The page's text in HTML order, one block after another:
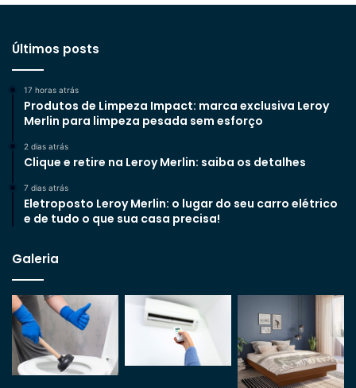
Últimos posts
17 horas atrás
Produtos de Limpeza Impact: marca exclusiva Leroy
Merlin para limpeza pesada sem esforço
2 dias atrás
Clique e retire na Leroy Merlin: saiba os detalhes
7 dias atrás
Eletroposto Leroy Merlin: o lugar do seu carro elétrico
e de tudo o que sua casa precisa!
Galeria